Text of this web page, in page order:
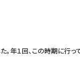
年１回、この時期に行っ